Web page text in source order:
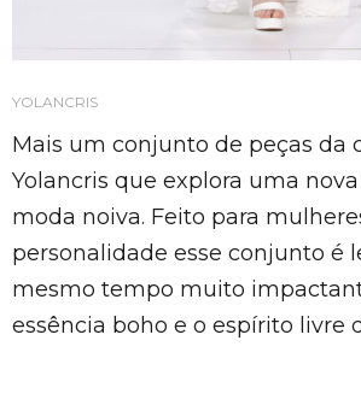
YOLANCRIS
Mais um conjunto de peças da
Yolancris que explora uma
moda noiva. Feito para
personalidade esse conjunto é
mesmo tempo muito
essência boho e o espírito livre